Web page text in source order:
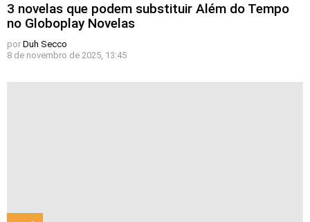
3 novelas que podem substituir Além do Tempo
no Globoplay Novelas
por Duh Secco
8 de novembro de 2025, 13:45